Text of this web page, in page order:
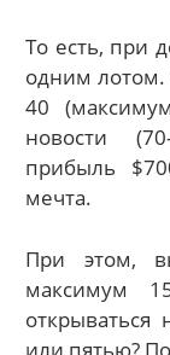
То есть, при
одним лотом.
40
новости
прибыль
мечта.
При этом,
максимум
или пятью?